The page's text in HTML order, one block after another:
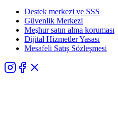
Destek merkezi ve SSS
Güvenlik Merkezi
Meşhur satın alma koruması
Dijital Hizmetler Yasası
Mesafeli Satış Sözleşmesi